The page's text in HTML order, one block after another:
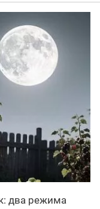
два режима